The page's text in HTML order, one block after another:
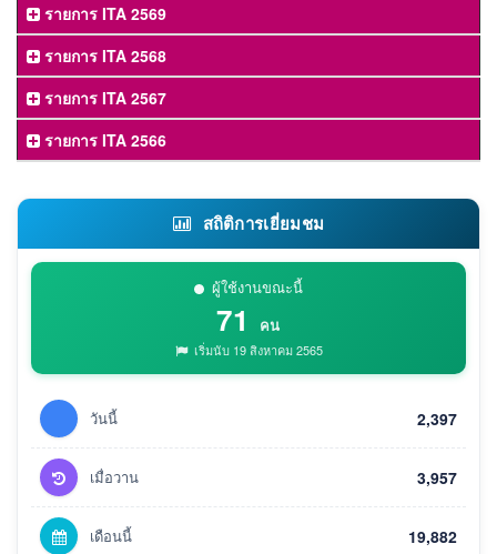
รายการ ITA 2569
รายการ ITA 2568
รายการ ITA 2567
รายการ ITA 2566
สถิติการเยี่ยมชม
ผู้ใช้งานขณะนี้
71 คน
เริ่มนับ 19 สิงหาคม 2565
วันนี้ 2,397
เมื่อวาน 3,957
เดือนนี้ 19,882